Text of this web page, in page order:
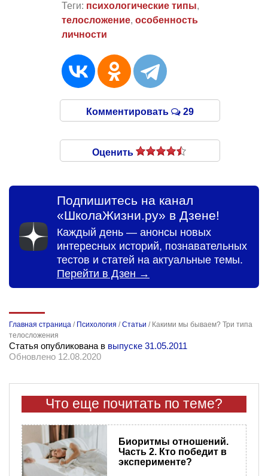
Теги: психологические типы,
телосложение, особенность
личности
Комментировать 29
Оценить
Подпишитесь на канал
«ШколаЖизни.ру» в Дзене!
Каждый день — анонсы новых
интересных историй, познавательных
тестов и статей на актуальные темы.
Перейти в Дзен →
Главная страница / Психология /Статьи / Какими мы бываем? Три типа
телосложения
Статья опубликована в выпуске 31.05.2011
Обновлено 12.08.2020
Что еще почитать по теме?
Биоритмы отношений.
Часть 2. Кто победит в
эксперименте?